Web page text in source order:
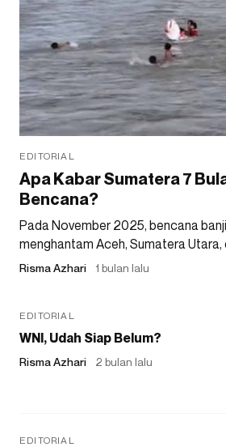
EDITORIAL
Apa Kabar Sumatera 7
Bencana?
Pada November 2025, bencana
menghantam Aceh, Sumatera
Risma Azhari 1 bulan lalu
EDITORIAL
WNI, Udah Siap Belum?
Risma Azhari 2 bulan lalu
EDITORIAL